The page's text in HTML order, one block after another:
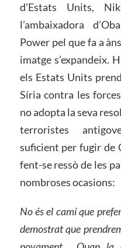
d’Estats Units,
l’ambaixadora
Power pel que fa a
imatge s’expandeix.
els Estats Units
Síria contra les
no adopta la seva
terroristes
suficient per fugir de
fent-se ressò de les
nombroses ocasions:
No és el camí que
demostrat que